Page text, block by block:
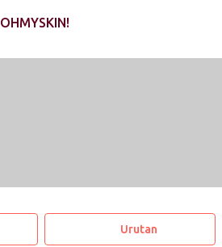
OHMYSKIN!
Urutan